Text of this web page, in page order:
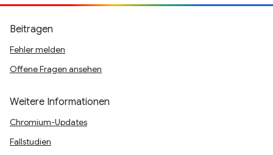
Beitragen
Fehler melden
Offene Fragen ansehen
Weitere Informationen
Chromium-Updates
Fallstudien